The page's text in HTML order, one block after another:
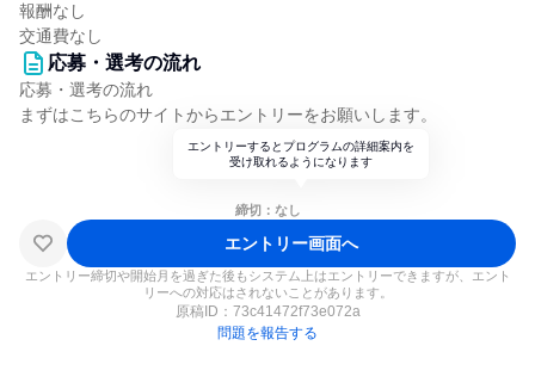
報酬なし
交通費なし
応募・選考の流れ
応募・選考の流れ
まずはこちらのサイトからエントリーをお願いします。
エントリーするとプログラムの詳細案内を
受け取れるようになります
締切：なし
エントリー画面へ
エントリー締切や開始月を過ぎた後もシステム上はエントリーできますが、エント
リーへの対応はされないことがあります。
原稿ID： 73c41472f73e072a
問題を報告する